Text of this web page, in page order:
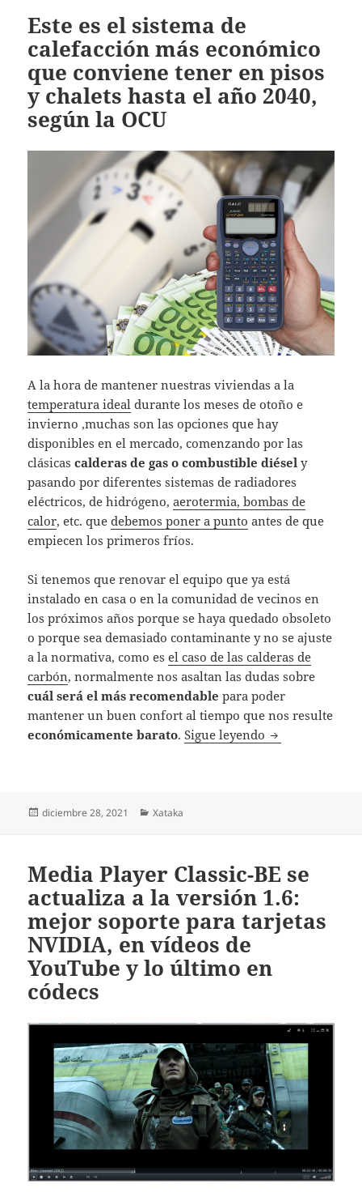
Este es el sistema de
calefacción más económico
que conviene tener en pisos
y chalets hasta el año 2040,
según la OCU
A la hora de mantener nuestras viviendas a la
temperatura ideal durante los meses de otoño e
invierno ,muchas son las opciones que hay
disponibles en el mercado, comenzando por las
clásicascalderas de gas o combustible diésel y
pasando por diferentes sistemas de radiadores
eléctricos, de hidrógeno,aerotermia, bombas de
calor, etc. quedebemos poner a punto antes de que
empiecen los primeros fríos.
Si tenemos que renovar el equipo que ya está
instalado en casa o en la comunidad de vecinos en
los próximos años porque se haya quedado obsoleto
o porque sea demasiado contaminante y no se ajuste
a la normativa, como esel caso de las calderas de
carbón, normalmente nos asaltan las dudas sobre
cuál será el más recomendable para poder
mantener un buen confort al tiempo que nos resulte
económicamente barato.Sigue leyendo Este es el
Publicado
diciembre 28, 2021 Categorías
Xataka
Media Player Classic-BE se
actualiza a la versión 1.6:
mejor soporte para tarjetas
NVIDIA, en vídeos de
YouTube y lo último en
códecs